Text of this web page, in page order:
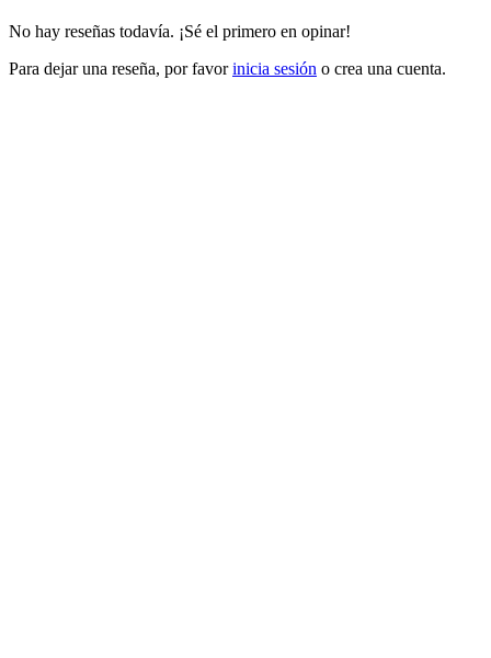
No hay reseñas todavía. ¡Sé el primero en opinar!
Para dejar una reseña, por favorinicia sesión o crea una cuenta.